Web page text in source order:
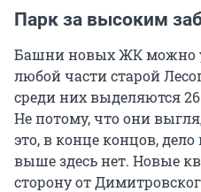
Парк за высоким
Башни новых ЖК можно
любой части старой
среди них выделяются
Не потому, что они
это, в конце концов,
выше здесь нет. Новые
сторону от